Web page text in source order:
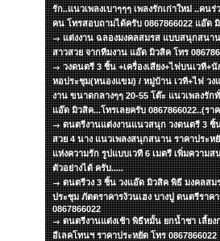
รัก..แนวเพลงเบาๆๆๆ เพลงรักเก่าใหม่ ..คนร่
คน โทรสอบถามได้ครับ 0867866022 แอ๊ด
แต่งงาน ฉลองมงคลสมรส แบบสนุกสน
สาวสวย จากทีมงาน แอ๊ด มิวสิค โทร
วงดนตรี 3 ชิ้น +เครื่องเสียง+ไฟบนเวที+
หอประชุม(หนองแขม) / หมู่บ้าน เวที+ไฟ วง
งาน ขนาดกลางๆๆ 20-55 โต๊ะ แนวเพลงรัก
แอ๊ด มิวสิค...โทรเลยครับ 0867866022..(รา
ดนตรีงานแต่งงานแนวสนุก วงดนตรี 3 ชิ้
สวย 4 นาง แนวเพลงสนุกสนาน ราคาประห
แห่งความรัก รูปแบบเวที 6 เมตรี เพิ่มความ
ตัวอย่างได้ ครับ.....
ดนตรีวง 3 ชิ้น วงแอ๊ด มิวสิค พิธี มงคลส
ประชุม ภัตตราคารง้วนเฮง บางปู ดนตรีราค
0867866022
ดนตรีงานแต่งเช้า พิธีหมั้น ยกน้ำชา เลี้ย
อีเลคโทนฯ ราคาประหยัด โทร 0867866022